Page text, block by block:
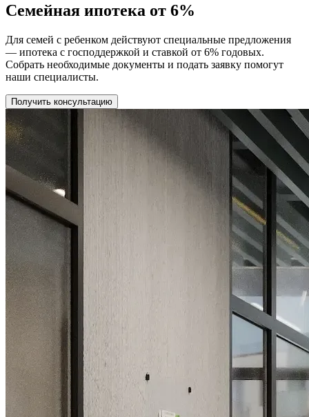
Семейная ипотека от 6%
Для семей с ребенком действуют специальные предложения
— ипотека с господдержкой и ставкой от 6% годовых.
Собрать необходимые документы и подать заявку помогут
наши специалисты.
Получить консультацию